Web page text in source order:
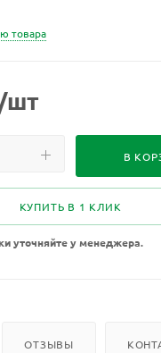
товара
шт
В
КУПИТЬ В 1 КЛИК
уточняйте у менеджера.
ОТЗЫВЫ